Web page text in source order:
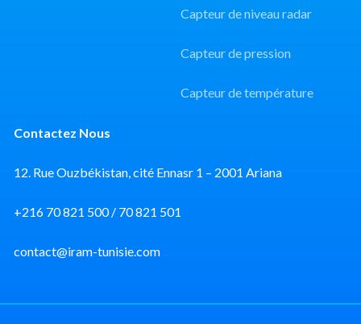
Capteur de niveau radar
Capteur de pression
Capteur de température
Contactez Nous
12. Rue Ouzbékistan, cité Ennasr 1 – 2001 Ariana
+216 70 821 500 / 70 821 501
contact@iram-tunisie.com